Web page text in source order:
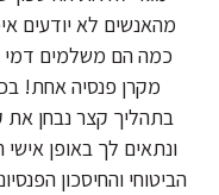
מהאנשים לא יודעים
כמה הם משלמים דמי
מקרן פנסיה אחת!
בתהליך קצר נבחן את
ונתאים לך באופן
הביטוחי והחיסכון